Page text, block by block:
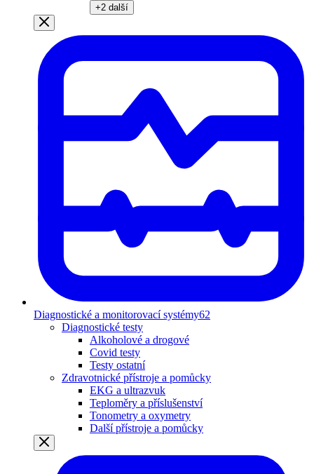
+2 další
Diagnostické a monitorovací systémy62
Diagnostické testy
Alkoholové a drogové
Covid testy
Testy ostatní
Zdravotnické přístroje a pomůcky
EKG a ultrazvuk
Teploměry a příslušenství
Tonometry a oxymetry
Další přístroje a pomůcky